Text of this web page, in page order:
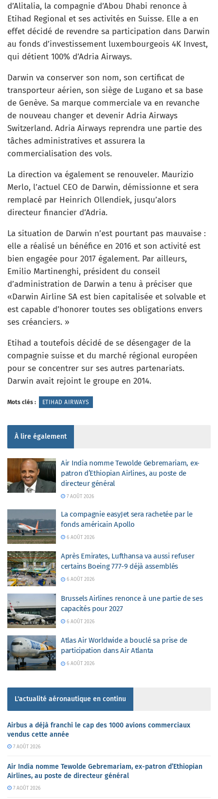
d’Alitalia, la compagnie d’Abou Dhabi renonce à
Etihad Regional et ses activités en Suisse. Elle a en
effet décidé de revendre sa participation dans Darwin
au fonds d’investissement luxembourgeois 4K Invest,
qui détient 100% d’Adria Airways.
Darwin va conserver son nom, son certificat de
transporteur aérien, son siège de Lugano et sa base
de Genève. Sa marque commerciale va en revanche
de nouveau changer et devenir Adria Airways
Switzerland. Adria Airways reprendra une partie des
tâches administratives et assurera la
commercialisation des vols.
La direction va également se renouveler. Maurizio
Merlo, l’actuel CEO de Darwin, démissionne et sera
remplacé par Heinrich Ollendiek, jusqu’alors
directeur financier d’Adria.
La situation de Darwin n’est pourtant pas mauvaise :
elle a réalisé un bénéfice en 2016 et son activité est
bien engagée pour 2017 également. Par ailleurs,
Emilio Martinenghi, président du conseil
d’administration de Darwin a tenu à préciser que
«Darwin Airline SA est bien capitalisée et solvable et
est capable d’honorer toutes ses obligations envers
ses créanciers. »
Etihad a toutefois décidé de se désengager de la
compagnie suisse et du marché régional européen
pour se concentrer sur ses autres partenariats.
Darwin avait rejoint le groupe en 2014.
Mots clés : ETIHAD AIRWAYS
À lire également
Air India nomme Tewolde Gebremariam, ex-
patron d’Ethiopian Airlines, au poste de
directeur général
7 AOÛT 2026
La compagnie easyJet sera rachetée par le
fonds américain Apollo
6 AOÛT 2026
Après Emirates, Lufthansa va aussi refuser
certains Boeing 777-9 déjà assemblés
6 AOÛT 2026
Brussels Airlines renonce à une partie de ses
capacités pour 2027
6 AOÛT 2026
Atlas Air Worldwide a bouclé sa prise de
participation dans Air Atlanta
6 AOÛT 2026
L'actualité aéronautique en continu
Airbus a déjà franchi le cap des 1000 avions commerciaux
vendus cette année
7 AOÛT 2026
Air India nomme Tewolde Gebremariam, ex-patron d’Ethiopian
Airlines, au poste de directeur général
7 AOÛT 2026